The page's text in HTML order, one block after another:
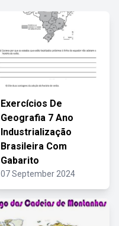
Exercícios De
Geografia 7 Ano
Industrialização
Brasileira Com
Gabarito
07 September 2024